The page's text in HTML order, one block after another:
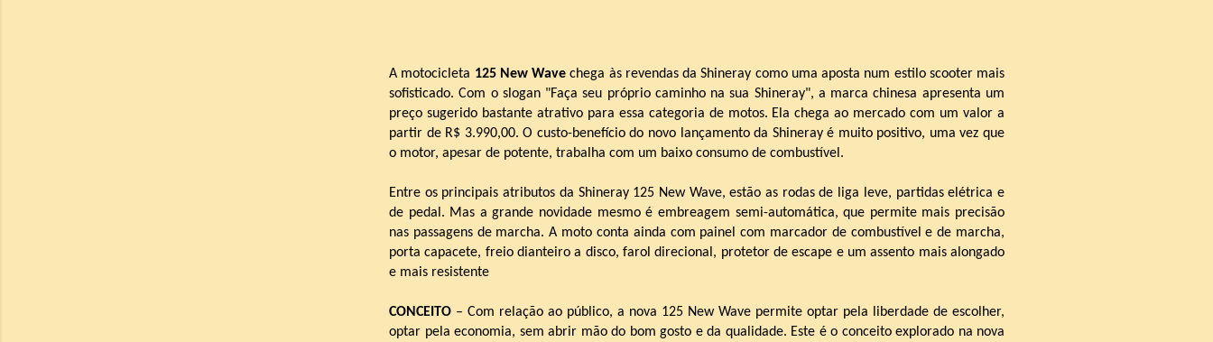
A motocicleta 125 New Wavechega às revendas da Shineray como uma aposta num estilo scooter mais
sofisticado. Com o slogan "Faça seu próprio caminho na sua Shineray", a marca chinesa apresenta um
preço sugerido bastante atrativo para essa categoria de motos. Ela chega ao mercado com um valor a
partir de R$ 3.990,00. O custo-benefício do novo lançamento da Shineray é muito positivo, uma vez que
o motor, apesar de potente, trabalha com um baixo consumo de combustível.
Entre os principais atributos da Shineray 125 New Wave, estão as rodas de liga leve, partidas elétrica e
de pedal. Mas a grande novidade mesmo é embreagem semi-automática, que permite mais precisão
nas passagens de marcha. A moto conta ainda com painel com marcador de combustível e de marcha,
porta capacete, freio dianteiro a disco, farol direcional, protetor de escape e um assento mais alongado
e mais resistente
CONCEITO – Com relação ao público, a nova 125 New Wave permite optar pela liberdade de escolher,
optar pela economia, sem abrir mão do bom gosto e da qualidade. Este é o conceito explorado na nova